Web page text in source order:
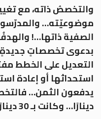
والتخصصُ ذاته، مع
موضوعيّته…
الصفية ذاتها…!
بدعوى تخصصاتٍ
التعديل على الخطط
استحداثها أو إعادة
دينارًا… وكانت بـ 30 دينارًا… كمثال.